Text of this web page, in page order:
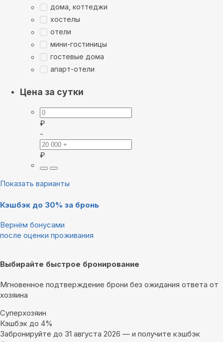
дома, коттеджи
хостелы
отели
мини-гостиницы
гостевые дома
апарт-отели
Цена за сутки
₽
-
₽
Показать варианты
Кэшбэк до 30% за бронь
Вернём бонусами
после оценки проживания
Выбирайте быстрое бронирование
Мгновенное подтверждение брони без ожидания ответа от
хозяина
Суперхозяин
Кэшбэк до 4%
Забронируйте до 31 августа 2026 — и получите кэшбэк